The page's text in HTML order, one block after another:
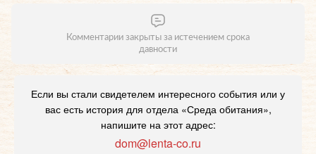
Комментарии закрыты за истечением срока
давности
Если вы стали свидетелем интересного события или у
вас есть история для отдела «Среда обитания»,
напишите на этот адрес:
dom@lenta-co.ru